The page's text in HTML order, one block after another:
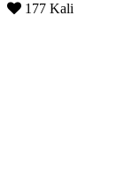
177 Kali